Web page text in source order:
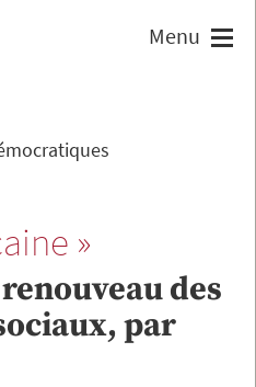
»
des
par